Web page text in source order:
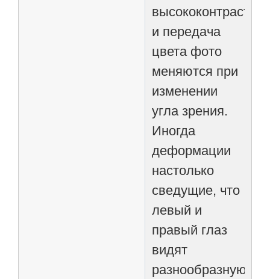
и передача
цвета фото
меняются при
изменении
угла зрения.
Иногда
деформации
настолько
сведущие, что
левый и
правый глаз
видят
разнообразную